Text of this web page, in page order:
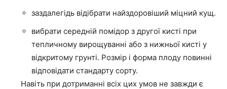
заздалегідь відібрати найздоровіший міцний кущ.
вибрати середній помідор з другої кисті при
тепличному вирощуванні або з нижньої кисті у
відкритому грунті. Розмір і форма плоду повинні
відповідати стандарту сорту.
Навіть при дотриманні всіх цих умов не завжди є